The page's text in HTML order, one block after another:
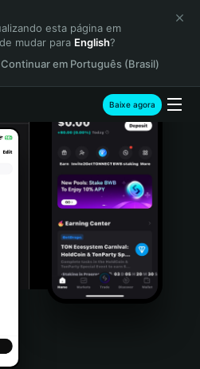
esta página em
mudar para English?
Continuar em Português (Brasil)
Baixe agora